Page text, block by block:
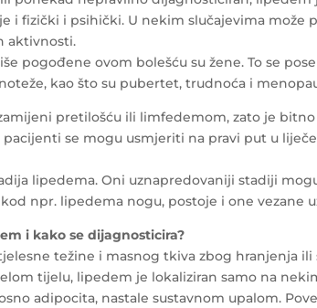
i fizički i psihički. U nekim slučajevima može
aktivnosti.
pogođene ovom bolešću su žene. To se
kao što su pubertet, trudnoća i
pretilošću ili limfedemom, zato je
se mogu usmjeriti na pravi put u
lipedema. Oni uznapredovaniji stadiji
npr. lipedema nogu, postoje i one vezane
i kako se dijagnosticira?
težine i masnog tkiva zbog hranjenja
tijelu, lipedem je lokaliziran samo na
adipocita, nastale sustavnom upalom.